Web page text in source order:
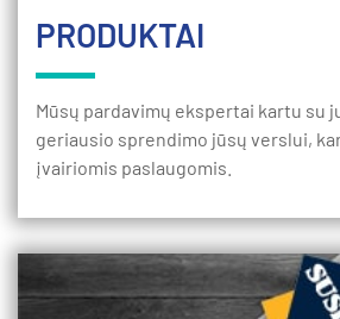
PRODUKTAI
Mūsų pardavimų ekspertai kartu su
geriausio sprendimo jūsų verslui,
įvairiomis paslaugomis.